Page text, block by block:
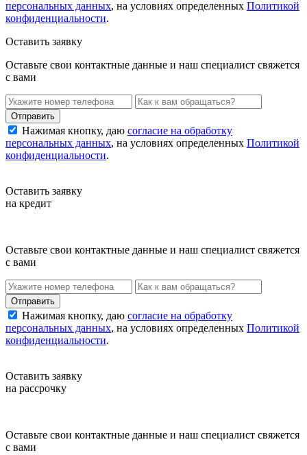
персональных данных, на условиях определенных Политикой
конфиденциальности.
Оставить заявку
Оставьте свои контактные данные и наш специалист свяжется
с вами
Нажимая кнопку, даю согласие на обработку
персональных данных, на условиях определенных Политикой
конфиденциальности.
Оставить заявку
на кредит
Оставьте свои контактные данные и наш специалист свяжется
с вами
Нажимая кнопку, даю согласие на обработку
персональных данных, на условиях определенных Политикой
конфиденциальности.
Оставить заявку
на рассрочку
Оставьте свои контактные данные и наш специалист свяжется
с вами